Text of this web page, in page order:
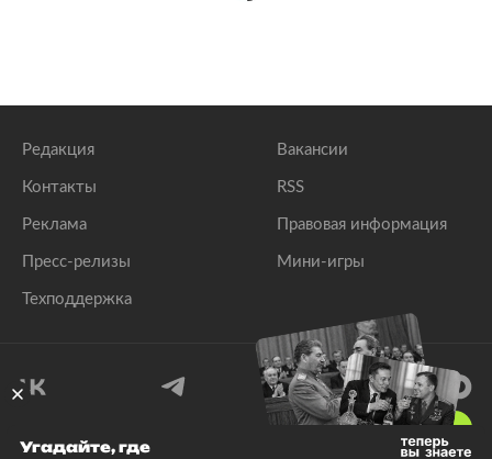
Редакция
Контакты
Реклама
Пресс-релизы
Техподдержка
Вакансии
RSS
Правовая информация
Мини-игры
Угадайте, где